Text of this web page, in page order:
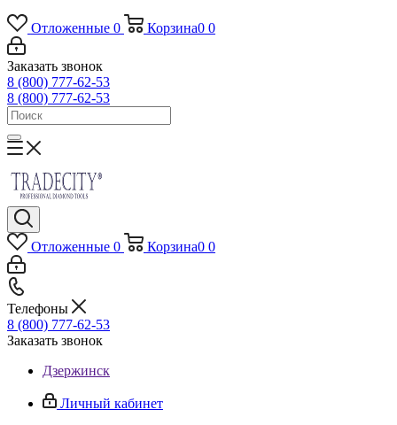
Отложенные 0 Корзина0 0
Заказать звонок
8 (800) 777-62-53
8 (800) 777-62-53
Отложенные 0 Корзина0 0
Телефоны
8 (800) 777-62-53
Заказать звонок
Дзержинск
Личный кабинет